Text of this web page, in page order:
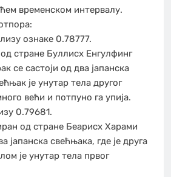
временском интервалу.
ознаке 0.78777.
стране Буллисх Енгулфинг
се састоји од два јапанска
је унутар тела другог
већи и потпуно га упија.
0.79681.
од стране Беарисх Харами
јапанска свећњака, где је друга
је унутар тела првог